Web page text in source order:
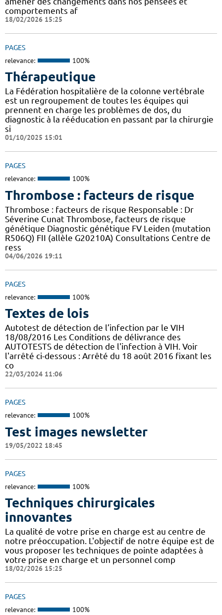
comportements af
18/02/2026 15:25
PAGES
relevance: 100%
Thérapeutique
La Fédération hospitalière de la colonne vertébrale
est un regroupement de toutes les équipes qui
prennent en charge les problèmes de dos, du
diagnostic à la rééducation en passant par la chirurgie
si
01/10/2025 15:01
PAGES
relevance: 100%
Thrombose : facteurs de risque
Thrombose : facteurs de risque Responsable : Dr
Séverine Cunat Thrombose, facteurs de risque
génétique Diagnostic génétique FV Leiden (mutation
R506Q) FII (allèle G20210A) Consultations Centre de
ress
04/06/2026 19:11
PAGES
relevance: 100%
Textes de lois
Autotest de détection de l’infection par le VIH
18/08/2016 Les Conditions de délivrance des
AUTOTESTS de détection de l'infection à VIH. Voir
l'arrêté ci-dessous : Arrêté du 18 août 2016 fixant les
co
22/03/2024 11:06
PAGES
relevance: 100%
Test images newsletter
19/05/2022 18:45
PAGES
relevance: 100%
Techniques chirurgicales
innovantes
La qualité de votre prise en charge est au centre de
notre préoccupation. L'objectif de notre équipe est de
vous proposer les techniques de pointe adaptées à
votre prise en charge et un personnel comp
18/02/2026 15:25
PAGES
relevance: 100%